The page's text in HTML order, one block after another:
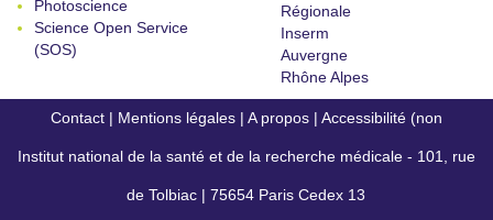
Photoscience
Science Open Service
(SOS)
Régionale
Inserm
Auvergne
Rhône Alpes
Contact | Mentions légales | A propos | Accessibilité (non
conforme)
Institut national de la santé et de la recherche médicale - 101, rue
de Tolbiac | 75654 Paris Cedex 13